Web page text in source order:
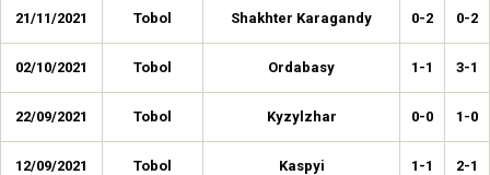
21/11/2021 Tobol Shakhter Karagandy 0-2 0-2
02/10/2021 Tobol Ordabasy 1-1 3-1
22/09/2021 Tobol Kyzylzhar 0-0 1-0
12/09/2021 Tobol Kaspyi 1-1 2-1